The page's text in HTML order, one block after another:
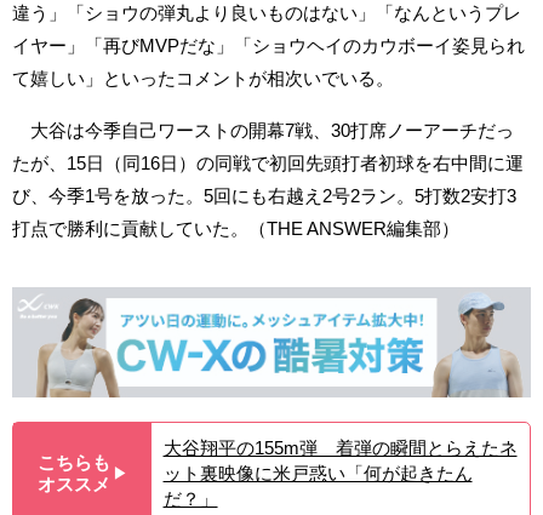
違う」「ショウの弾丸より良いものはない」「なんというプレ
イヤー」「再びMVPだな」「ショウヘイのカウボーイ姿見られ
て嬉しい」といったコメントが相次いでいる。
大谷は今季自己ワーストの開幕7戦、30打席ノーアーチだっ
たが、15日（同16日）の同戦で初回先頭打者初球を右中間に運
び、今季1号を放った。5回にも右越え2号2ラン。5打数2安打3
打点で勝利に貢献していた。（THE ANSWER編集部）
こちらも
オススメ ▶︎
大谷翔平の155m弾 着弾の瞬間とらえたネ
ット裏映像に米戸惑い「何が起きたん
だ？」